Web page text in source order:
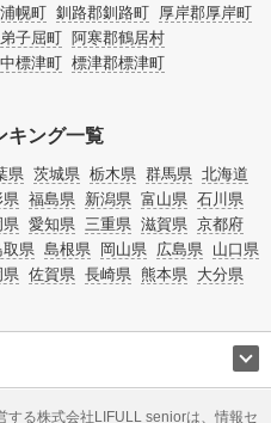
幌町 釧路郡釧路町 厚岸郡厚岸町
子屈町 阿寒郡鶴居村
標津町 標津郡標津町
キング一覧
県 茨城県 栃木県 群馬県 北海道
県 福島県 新潟県 富山県 石川県
県 愛知県 三重県 滋賀県 京都府
取県 島根県 岡山県 広島県 山口県
県 佐賀県 長崎県 熊本県 大分県
する株式会社LIFULL seniorは、情報セ